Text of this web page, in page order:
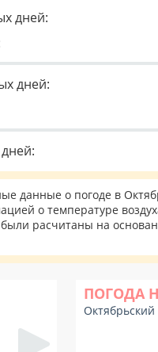
дней:
дней:
данные о погоде в
о температуре
расчитаны на
ПОГОДА
Октябрьский